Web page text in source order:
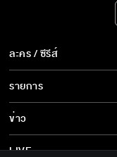
ละคร / ซีรีส์
ละคร/ซีรีส์
ซีรีส์นานาชาติ
การ์ตูน & เกม
รายการ
รายการทั้งหมด
ข่าว
ข่าวทั้งหมด
LIVE